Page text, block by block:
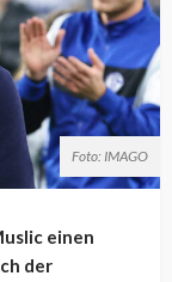
Foto: IMAGO
einen
der